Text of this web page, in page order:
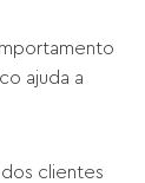
ajuda a
clientes